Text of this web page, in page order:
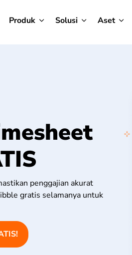
Produk Solusi Aset
penggajian akurat
gratis selamanya untuk